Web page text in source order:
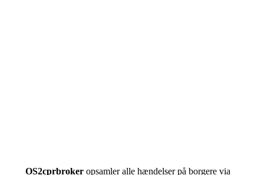
OS2cprbrokeropsamler alle hændelser på borgere via